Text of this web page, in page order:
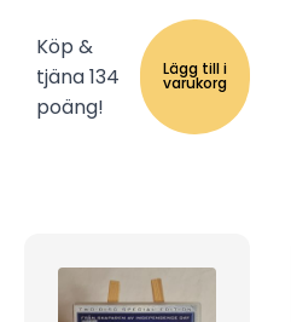
Köp &
tjäna 134
poäng!
Lägg till i
varukorg